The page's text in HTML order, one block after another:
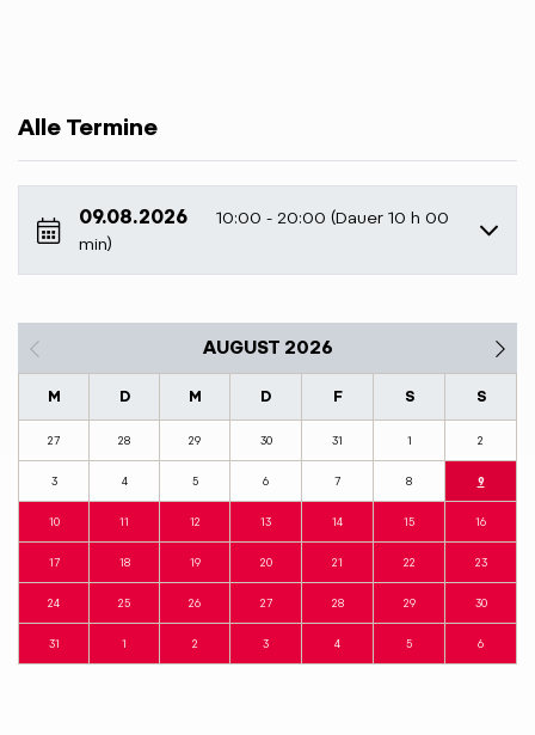
Alle Termine
09.08.2026
10:00 - 20:00 (Dauer 10 h 00
min)
AUGUST 2026
M D M D F S S
27 28 29 30 31 1 2
3 4 5 6 7 8 9
10 11 12 13 14 15 16
17 18 19 20 21 22 23
24 25 26 27 28 29 30
31 1 2 3 4 5 6